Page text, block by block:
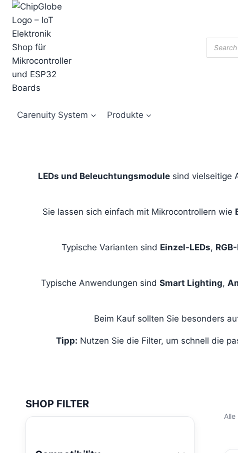
Zum
Inhalt
springen
search
Carenuity System Produkte
LEDs und Beleuchtungsmodule sind vielseitige
Sie lassen sich einfach mit Mikrocontrollern wie
Typische Varianten sind Einzel-LEDs,
Typische Anwendungen sind Smart Lighting,
Beim Kauf sollten Sie besonders
Tipp: Nutzen Sie die Filter, um schnell die
SHOP FILTER